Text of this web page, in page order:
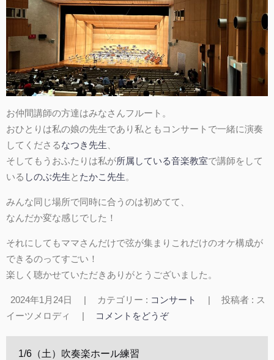
お仲間講師の方達はみなさんフルート。
おひとりは私の娘の先生であり私ともコンサートで一緒に演奏
してくださるなつき先生、
そしてもうおふたりは私が所属している音楽教室で講師をして
いる しのぶ先生と たかこ先生。
みんな同じ場所で同時に合うのは初めてて、
なんだか変な感じでした！
それにしてもママさんだけで弦が集まりこれだけのオケ構成が
できるのってすごい！
楽しく聴かせていただきありがとうございました。
2024年1月24日 カテゴリー : コンサート
投稿者 : ス
イーツメロディ
コメントをどうぞ
1/6（土）吹奏楽ホール練習